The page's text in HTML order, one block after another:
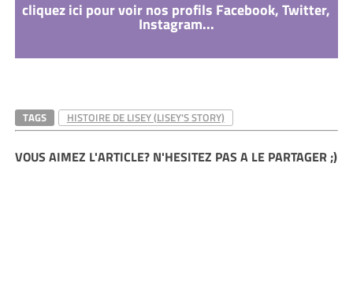
cliquez ici pour voir nos profils Facebook, Twitter,
Instagram...
TAGS HISTOIRE DE LISEY (LISEY'S STORY)
VOUS AIMEZ L'ARTICLE? N'HESITEZ PAS A LE PARTAGER ;)